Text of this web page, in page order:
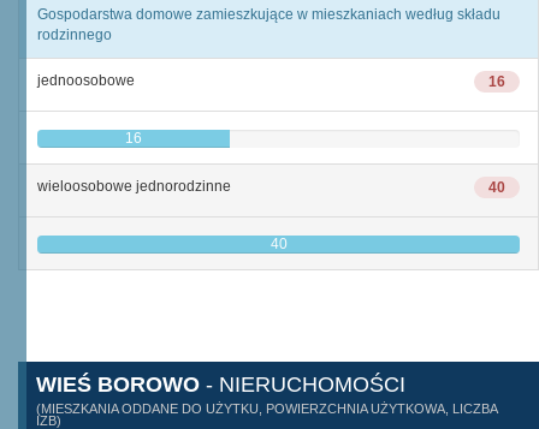
Gospodarstwa domowe zamieszkujące w mieszkaniach według składu
rodzinnego
16
jednoosobowe
16
40
wieloosobowe jednorodzinne
40
WIEŚ BOROWO - NIERUCHOMOŚCI
(MIESZKANIA ODDANE DO UŻYTKU, POWIERZCHNIA UŻYTKOWA, LICZBA
IZB)